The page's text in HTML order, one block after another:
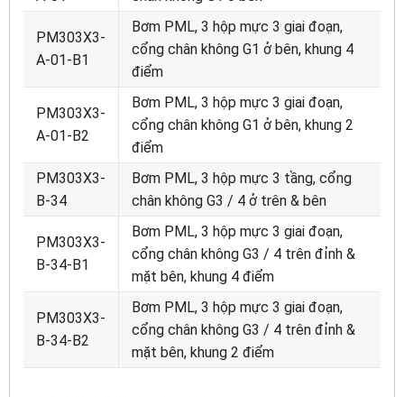
PM303X3-
A-01-B1
Bơm PML, 3 hộp mực 3 giai đoạn,
cổng chân không G1 ở bên, khung 4
điểm
PM303X3-
A-01-B2
Bơm PML, 3 hộp mực 3 giai đoạn,
cổng chân không G1 ở bên, khung 2
điểm
PM303X3-
B-34
Bơm PML, 3 hộp mực 3 tầng, cổng
chân không G3 / 4 ở trên & bên
PM303X3-
B-34-B1
Bơm PML, 3 hộp mực 3 giai đoạn,
cổng chân không G3 / 4 trên đỉnh &
mặt bên, khung 4 điểm
PM303X3-
B-34-B2
Bơm PML, 3 hộp mực 3 giai đoạn,
cổng chân không G3 / 4 trên đỉnh &
mặt bên, khung 2 điểm